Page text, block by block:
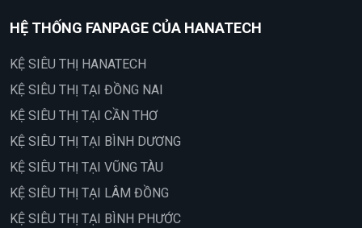
HỆ THỐNG FANPAGE CỦA HANATECH
KỆ SIÊU THỊ HANATECH
KỆ SIÊU THỊ TẠI ĐỒNG NAI
KỆ SIÊU THỊ TẠI CẦN THƠ
KỆ SIÊU THỊ TẠI BÌNH DƯƠNG
KỆ SIÊU THỊ TẠI VŨNG TÀU
KỆ SIÊU THỊ TẠI LÂM ĐỒNG
KỆ SIÊU THỊ TẠI BÌNH PHƯỚC